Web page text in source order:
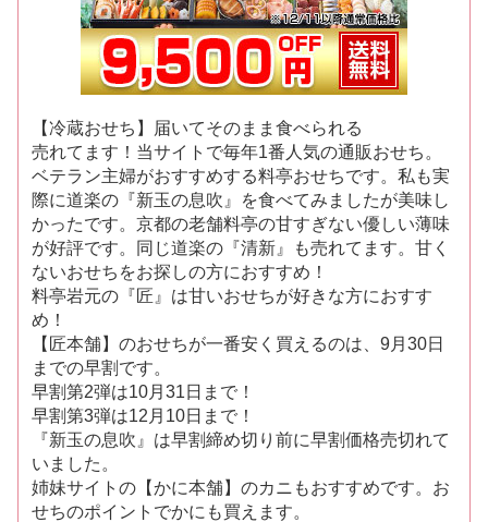
【冷蔵おせち】届いてそのまま食べられる
売れてます！当サイトで毎年1番人気の通販おせち。
ベテラン主婦がおすすめする料亭おせちです。私も実
際に道楽の『新玉の息吹』を食べてみましたが美味し
かったです。京都の老舗料亭の甘すぎない優しい薄味
が好評です。同じ道楽の『清新』も売れてます。甘く
ないおせちをお探しの方におすすめ！
料亭岩元の『匠』は甘いおせちが好きな方におすす
め！
【匠本舗】のおせちが一番安く買えるのは、9月30日
までの早割です。
早割第2弾は10月31日まで！
早割第3弾は12月10日まで！
『新玉の息吹』は早割締め切り前に早割価格売切れて
いました。
姉妹サイトの【かに本舗】のカニもおすすめです。お
せちのポイントでかにも買えます。